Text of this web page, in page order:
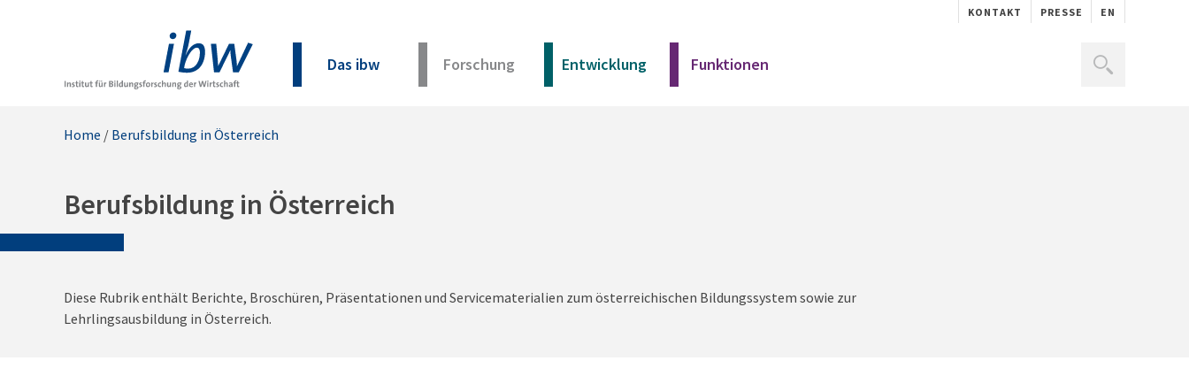
KONTAKT PRESSE EN
Das ibw Forschung Entwicklung Funktionen
Home / Berufsbildung in Österreich
Berufsbildung in Österreich
Diese Rubrik enthält Berichte, Broschüren, Präsentationen und Servicematerialien zum österreichischen Bildungssystem sowie zur
Lehrlingsausbildung in Österreich.